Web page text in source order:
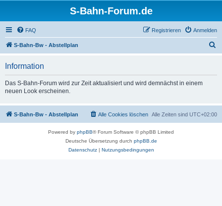
S-Bahn-Forum.de
FAQ Anmelden
Registrieren
S-Bahn-Bw - Abstellplan
Information
Das S-Bahn-Forum wird zur Zeit aktualisiert und wird demnächst in einem
neuen Look erscheinen.
S-Bahn-Bw - Abstellplan Alle Zeiten sind UTC+02:00
Alle Cookies löschen
Powered by phpBB® Forum Software © phpBB Limited
Deutsche Übersetzung durch phpBB.de
Datenschutz| Nutzungsbedingungen